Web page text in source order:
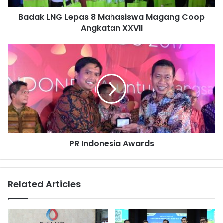
bersama-sama maju.[]
XXVII
Badak LNG Lepas 8 Mahasiswa Magang Coop
Angkatan XXVII
PR
Indonesia
PR Indonesia Awards
Related Articles